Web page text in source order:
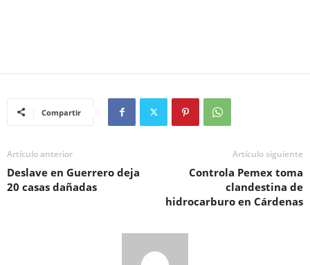
Compartir
Artículo anterior
Deslave en Guerrero deja
20 casas dañadas
Artículo siguiente
Controla Pemex toma
clandestina de
hidrocarburo en Cárdenas